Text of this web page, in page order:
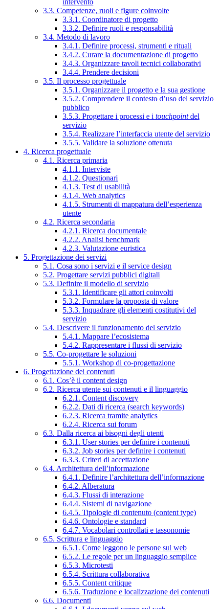
intervento
3.3. Competenze, ruoli e figure coinvolte
3.3.1. Coordinatore di progetto
3.3.2. Definire ruoli e responsabilità
3.4. Metodo di lavoro
3.4.1. Definire processi, strumenti e rituali
3.4.2. Curare la documentazione di progetto
3.4.3. Organizzare tavoli tecnici collaborativi
3.4.4. Prendere decisioni
3.5. Il processo progettuale
3.5.1. Organizzare il progetto e la sua gestione
3.5.2. Comprendere il contesto d’uso del servizio
pubblico
3.5.3. Progettare i processi e i touchpointdel
servizio
3.5.4. Realizzare l’interfaccia utente del servizio
3.5.5. Validare la soluzione ottenuta
4. Ricerca progettuale
4.1. Ricerca primaria
4.1.1. Interviste
4.1.2. Questionari
4.1.3. Test di usabilità
4.1.4. Web analytics
4.1.5. Strumenti di mappatura dell’esperienza
utente
4.2. Ricerca secondaria
4.2.1. Ricerca documentale
4.2.2. Analisi benchmark
4.2.3. Valutazione euristica
5. Progettazione dei servizi
5.1. Cosa sono i servizi e il service design
5.2. Progettare servizi pubblici digitali
5.3. Definire il modello di servizio
5.3.1. Identificare gli attori coinvolti
5.3.2. Formulare la proposta di valore
5.3.3. Inquadrare gli elementi costitutivi del
servizio
5.4. Descrivere il funzionamento del servizio
5.4.1. Mappare l’ecosistema
5.4.2. Rappresentare i flussi di servizio
5.5. Co-progettare le soluzioni
5.5.1. Workshop di co-progettazione
6. Progettazione dei contenuti
6.1. Cos’è il content design
6.2. Ricerca utente sui contenuti e il linguaggio
6.2.1. Content discovery
6.2.2. Dati di ricerca (search keywords)
6.2.3. Ricerca tramite analytics
6.2.4. Ricerca sui forum
6.3. Dalla ricerca ai bisogni degli utenti
6.3.1. User stories per definire i contenuti
6.3.2. Job stories per definire i contenuti
6.3.3. Criteri di accettazione
6.4. Architettura dell’informazione
6.4.1. Definire l’architettura dell’informazione
6.4.2. Alberatura
6.4.3. Flussi di interazione
6.4.4. Sistemi di navigazione
6.4.5. Tipologie di contenuto (content type)
6.4.6. Ontologie e standard
6.4.7. Vocabolari controllati e tassonomie
6.5. Scrittura e linguaggio
6.5.1. Come leggono le persone sul web
6.5.2. Le regole per un linguaggio semplice
6.5.3. Microtesti
6.5.4. Scrittura collaborativa
6.5.5. Content critique
6.5.6. Traduzione e localizzazione dei contenuti
6.6. Documenti